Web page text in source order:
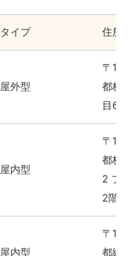
タイプ 住所
屋外型
〒
都板
目6-
屋内型
〒
都板
2 プ
2階
屋内型
〒
都練